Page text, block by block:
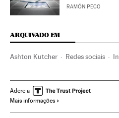
RAMÓN PECO
ARQUIVADO EM
Ashton Kutcher Redes sociais
Adere a
Mais informações